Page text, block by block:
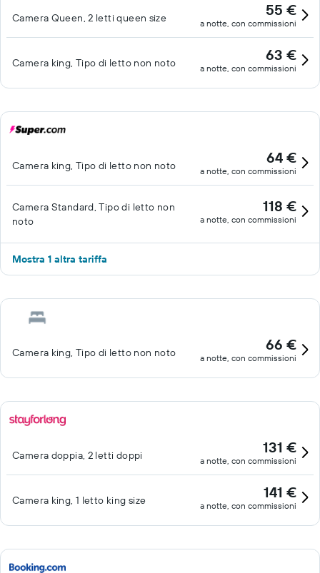
Camera Queen, 2 letti queen size 55 €
a notte, con commissioni
Camera king, Tipo di letto non noto 63 €
a notte, con commissioni
Camera king, Tipo di letto non noto 64 €
a notte, con commissioni
Camera Standard, Tipo di letto non
noto
118 €
a notte, con commissioni
Mostra 1 altra tariffa
Camera king, Tipo di letto non noto 66 €
a notte, con commissioni
Camera doppia, 2 letti doppi 131 €
a notte, con commissioni
Camera king, 1 letto king size 141 €
a notte, con commissioni